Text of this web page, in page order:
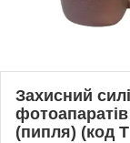
Захисний
(пипля) (код